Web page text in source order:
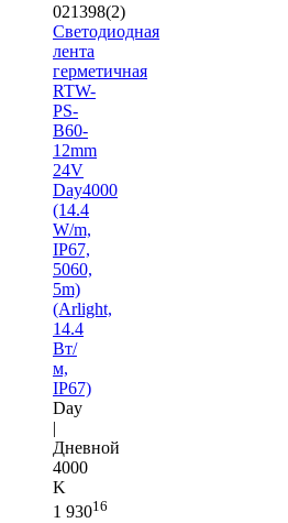
021398(2)
Светодиодная
лента
герметичная
RTW-
PS-
B60-
12mm
24V
Day4000
(14.4
W/m,
IP67,
5060,
5m)
(Arlight,
14.4
Вт/
м,
IP67)
Day
|
Дневной
4000
K
1 93016